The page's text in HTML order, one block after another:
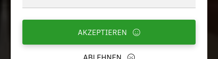
ABLEHNEN
AKZEPTIEREN